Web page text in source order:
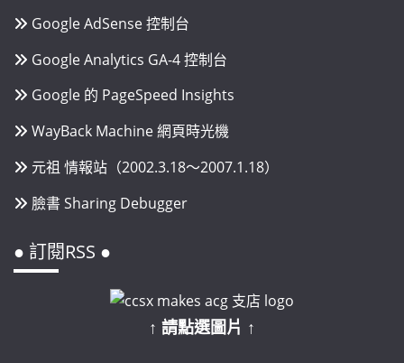
Google AdSense 控制台
Google Analytics GA-4 控制台
Google 的 PageSpeed Insights
WayBack Machine 網頁時光機
元祖 情報站（2002.3.18～2007.1.18）
臉書 Sharing Debugger
● 訂閱RSS ●
↑ 請點選圖片 ↑